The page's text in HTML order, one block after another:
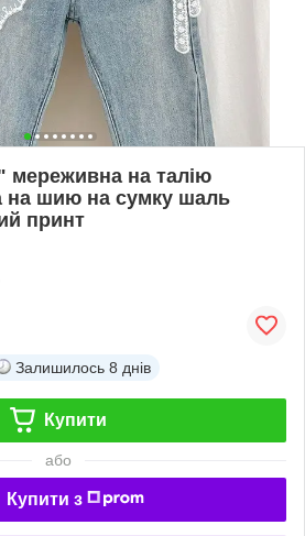
мереживна на талію
на шию на сумку шаль
принт
Залишилось 8 днів
Купити
або
Купити з